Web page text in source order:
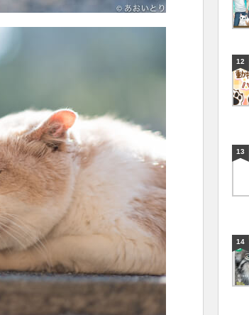
12
13
14